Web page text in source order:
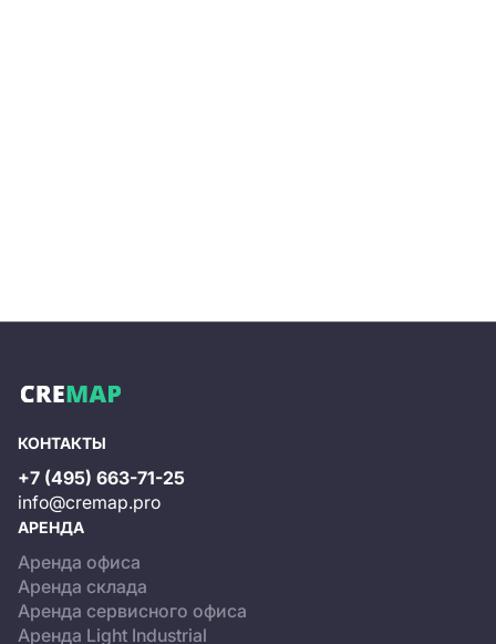
КОНТАКТЫ
+7 (495) 663-71-25
info@cremap.pro
АРЕНДА
Аренда офиса
Аренда склада
Аренда сервисного офиса
Аренда Light Industrial